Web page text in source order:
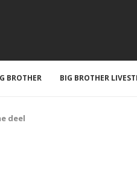
BROTHER BIG BROTHER
deel